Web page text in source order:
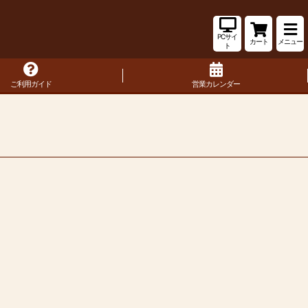
PCサイ
ト
カート メニュー
ご利用ガイド 営業カレンダー